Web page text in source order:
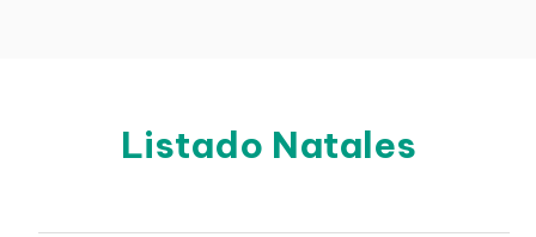
Listado Natales